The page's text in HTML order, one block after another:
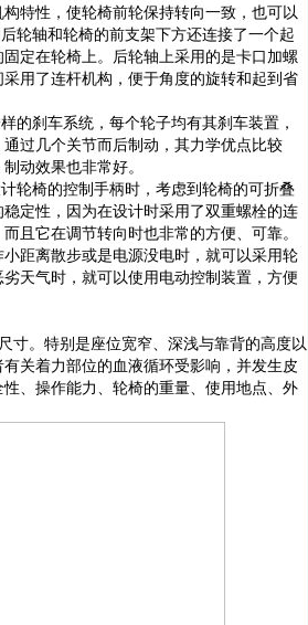
特性，使轮椅前轮保持转向一致，也可以
轮轴和轮椅的前支架下方还连接了一个起
定在轮椅上。后轮轴上采用的是卡口加螺
用了连杆机构，便于角度的旋转和起到省
的刹车系统，每个轮子均有其刹车装置，
过几个关节而后制动，其力学优点比较
动效果也非常好。
轮椅的控制手柄时，考虑到轮椅的可折叠
定性，因为在设计时采用了双重螺栓的连
且它在调节转向时也非常的方便、可靠。
距离散步或是电源没电时，就可以采用轮
天气时，就可以使用电动控制装置，方便
寸。特别是座位宽窄、深浅与靠背的高度以
关着力部位的血液循环受影响，并发生皮
、操作能力、轮椅的重量、使用地点、外